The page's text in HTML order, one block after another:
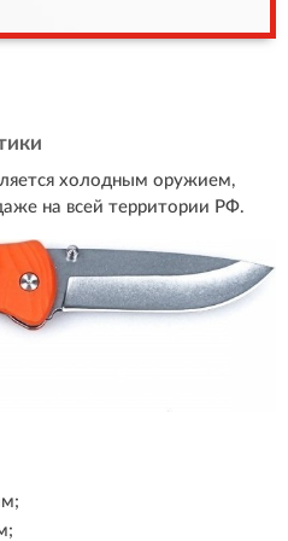
холодным оружием,
на всей территории РФ.